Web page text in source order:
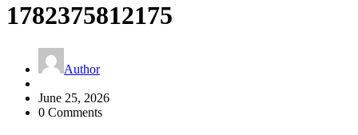
1782375812175
Author
June 25, 2026
0 Comments